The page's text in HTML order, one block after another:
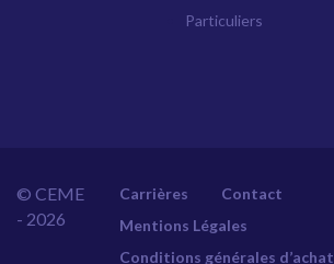
Particuliers
© CEME
- 2026
Carrières
Contact
Mentions Légales
Conditions générales d’achat